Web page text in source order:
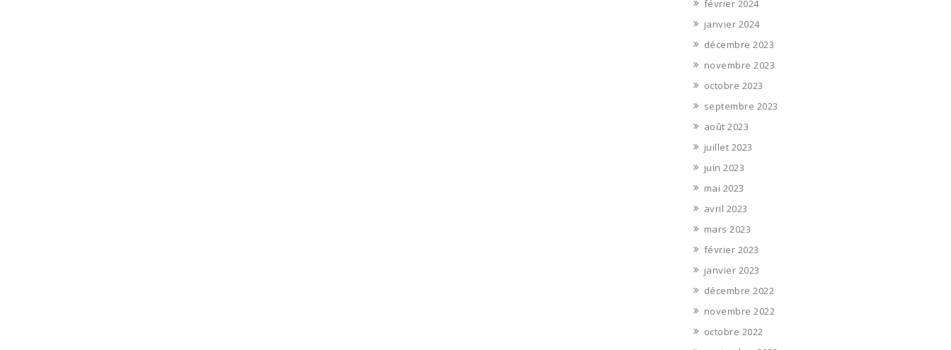
février 2024
janvier 2024
décembre 2023
novembre 2023
octobre 2023
septembre 2023
août 2023
juillet 2023
juin 2023
mai 2023
avril 2023
mars 2023
février 2023
janvier 2023
décembre 2022
novembre 2022
octobre 2022